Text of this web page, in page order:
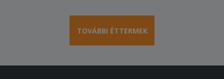
nincs szöveges értékelés
TOVÁBBI ÉTTERMEK